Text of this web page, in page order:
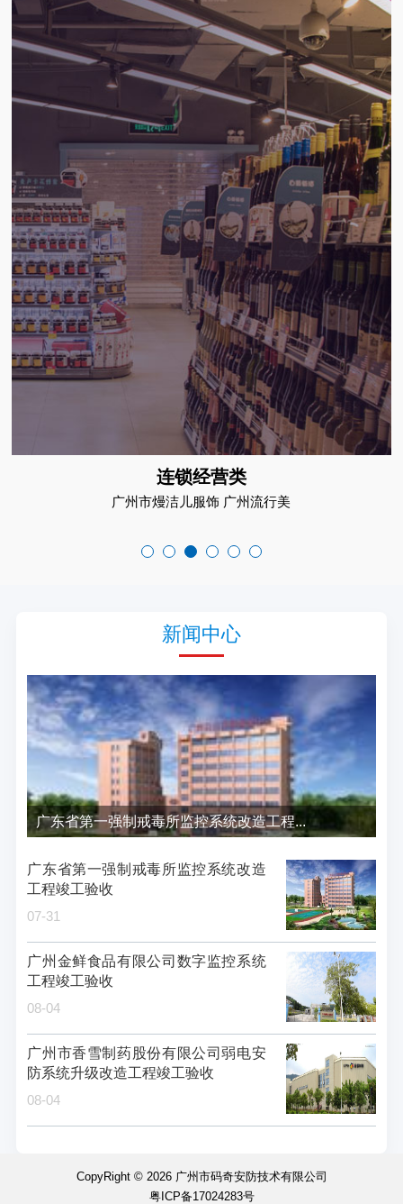
连锁经营类
广州市熳洁儿服饰 广州流行美
新闻中心
广东省第一强制戒毒所监控系统改造工程...
广东省第一强制戒毒所监控系统改造
工程竣工验收
07-31
广州金鲜食品有限公司数字监控系统
工程竣工验收
08-04
广州市香雪制药股份有限公司弱电安
防系统升级改造工程竣工验收
08-04
CopyRight © 2026 广州市码奇安防技术有限公司
粤ICP备17024283号